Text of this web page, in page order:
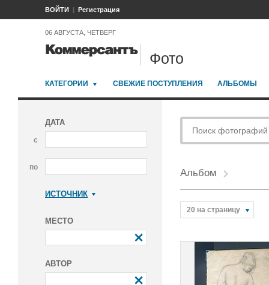
ВОЙТИ Регистрация
06 АВГУСТА, ЧЕТВЕРГ
Фото
КАТЕГОРИИ СВЕЖИЕ ПОСТУПЛЕНИЯ АЛЬБОМЫ
ДАТА
с
по
ИСТОЧНИК
МЕСТО
АВТОР
Альбом
20 на страницу